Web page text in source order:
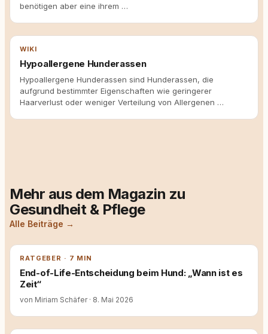
benötigen aber eine ihrem …
WIKI
Hypoallergene Hunderassen
Hypoallergene Hunderassen sind Hunderassen, die
aufgrund bestimmter Eigenschaften wie geringerer
Haarverlust oder weniger Verteilung von Allergenen …
Mehr aus dem Magazin zu
Gesundheit & Pflege
Alle Beiträge →
RATGEBER · 7 MIN
End-of-Life-Entscheidung beim Hund: „Wann ist es
Zeit“
von Miriam Schäfer · 8. Mai 2026